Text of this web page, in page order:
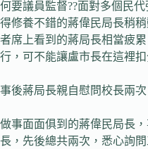
何要議員監督??面對多個民
得修養不錯的蔣偉民局長稍
者席上看到的蔣局長相當疲
行，可不能讓盧市長在這裡
事後蔣局長親自慰問校長兩
做事面面俱到的蔣偉民局長
長，先後總共兩次，悉心詢